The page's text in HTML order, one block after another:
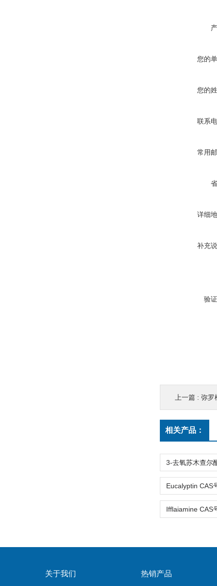
您的
您的
联系
常用
详细
补充
验
上一篇 : 弥罗
相关产品：
关于我们 热销产品